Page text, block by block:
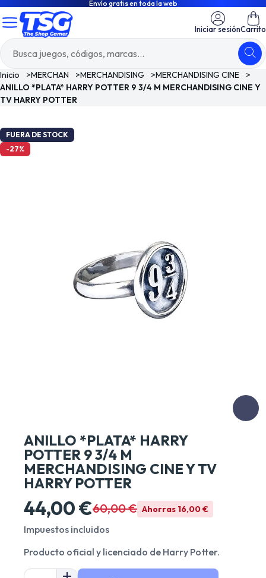
Envío gratis en toda la web
Iniciar sesiónCarrito
Inicio >MERCHAN >MERCHANDISING >MERCHANDISING CINE
>
ANILLO *PLATA* HARRY POTTER 9 3/4 M MERCHANDISING CINE Y
TV HARRY POTTER
FUERA DE STOCK
-27%
ANILLO *PLATA* HARRY
POTTER 9 3/4 M
MERCHANDISING CINE Y TV
HARRY POTTER
44,00 €60,00 € Ahorras 16,00 €
Impuestos incluidos
Producto oficial y licenciado de Harry Potter.